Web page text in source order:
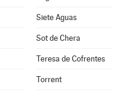
Siete Aguas
Sot de Chera
Teresa de Cofrentes
Torrent